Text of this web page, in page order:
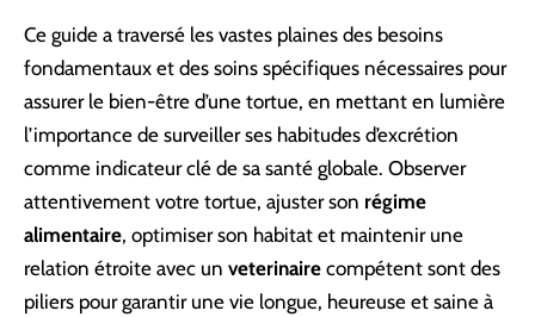
Ce guide a traversé les vastes plaines des besoins
fondamentaux et des soins spécifiques nécessaires pour
assurer le bien-être d’une tortue, en mettant en lumière
l’importance de surveiller ses habitudes d’excrétion
comme indicateur clé de sa santé globale. Observer
attentivement votre tortue, ajuster son régime
alimentaire, optimiser son habitat et maintenir une
relation étroite avec un veterinaire compétent sont des
piliers pour garantir une vie longue, heureuse et saine à